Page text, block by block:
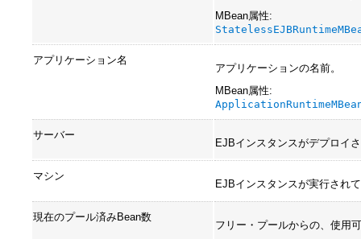
MBean属性:
アプリケーション名
アプリケーションの名前。
MBean属性:
サーバー
EJBインスタンスがデプロイ
マシン
EJBインスタンスが実行され
現在のプール済みBean数
フリー・プールからの、使用